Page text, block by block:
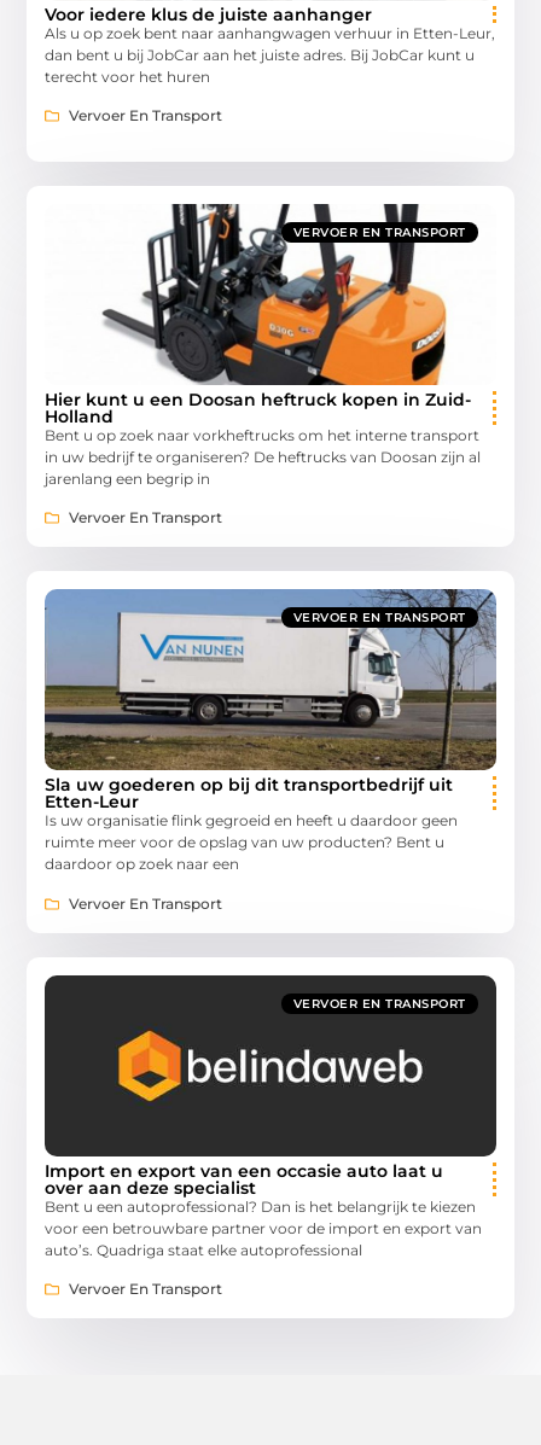
Voor iedere klus de juiste aanhanger
Als u op zoek bent naar aanhangwagen verhuur in Etten-Leur,
dan bent u bij JobCar aan het juiste adres. Bij JobCar kunt u
terecht voor het huren
Vervoer En Transport
VERVOER EN TRANSPORT
Hier kunt u een Doosan heftruck kopen in Zuid-
Holland
Bent u op zoek naar vorkheftrucks om het interne transport
in uw bedrijf te organiseren? De heftrucks van Doosan zijn al
jarenlang een begrip in
Vervoer En Transport
VERVOER EN TRANSPORT
Sla uw goederen op bij dit transportbedrijf uit
Etten-Leur
Is uw organisatie flink gegroeid en heeft u daardoor geen
ruimte meer voor de opslag van uw producten? Bent u
daardoor op zoek naar een
Vervoer En Transport
VERVOER EN TRANSPORT
Import en export van een occasie auto laat u
over aan deze specialist
Bent u een autoprofessional? Dan is het belangrijk te kiezen
voor een betrouwbare partner voor de import en export van
auto’s. Quadriga staat elke autoprofessional
Vervoer En Transport